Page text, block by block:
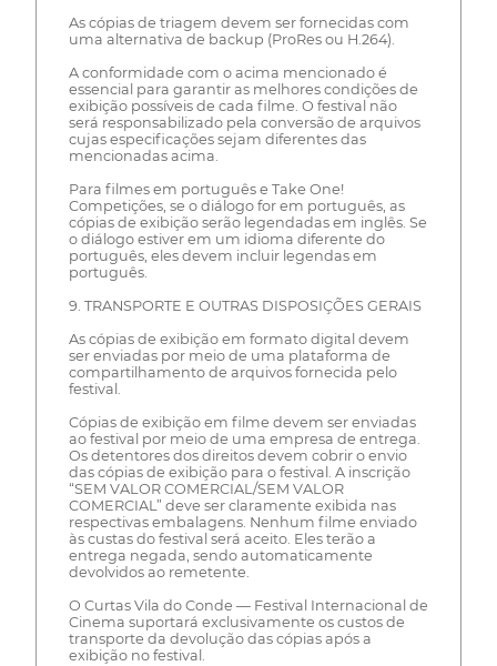
As cópias de triagem devem ser fornecidas com
uma alternativa de backup (ProRes ou H.264).
A conformidade com o acima mencionado é
essencial para garantir as melhores condições de
exibição possíveis de cada filme. O festival não
será responsabilizado pela conversão de arquivos
cujas especificações sejam diferentes das
mencionadas acima.
Para filmes em português e Take One!
Competições, se o diálogo for em português, as
cópias de exibição serão legendadas em inglês. Se
o diálogo estiver em um idioma diferente do
português, eles devem incluir legendas em
português.
9. TRANSPORTE E OUTRAS DISPOSIÇÕES GERAIS
As cópias de exibição em formato digital devem
ser enviadas por meio de uma plataforma de
compartilhamento de arquivos fornecida pelo
festival.
Cópias de exibição em filme devem ser enviadas
ao festival por meio de uma empresa de entrega.
Os detentores dos direitos devem cobrir o envio
das cópias de exibição para o festival. A inscrição
“SEM VALOR COMERCIAL/SEM VALOR
COMERCIAL” deve ser claramente exibida nas
respectivas embalagens. Nenhum filme enviado
às custas do festival será aceito. Eles terão a
entrega negada, sendo automaticamente
devolvidos ao remetente.
O Curtas Vila do Conde — Festival Internacional de
Cinema suportará exclusivamente os custos de
transporte da devolução das cópias após a
exibição no festival.